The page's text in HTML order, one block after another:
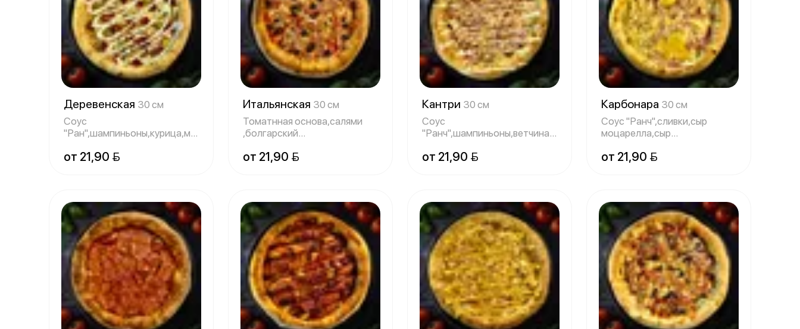
Деревенская 30 см
Соус
"Ран",шампиньоны,курица,маринованный
от 21,90 
Итальянская 30 см
Томатнная основа,салями
,болгарский
от 21,90 
Кантри 30 см
Соус
"Ранч",шампиньоны,ветчина,сыр
от 21,90 
Карбонара 30 см
Соус "Ранч",сливки,сыр
моцарелла,сыр
от 21,90 